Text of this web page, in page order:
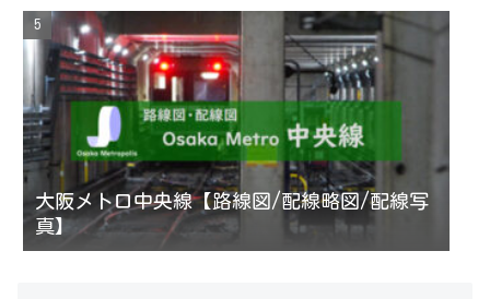
大阪メトロ中央線【路線図/配線略図/配線写
真】